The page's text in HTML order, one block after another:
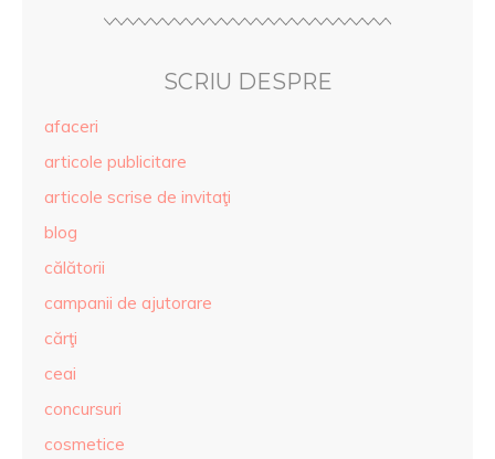
SCRIU DESPRE
afaceri
articole publicitare
articole scrise de invitaţi
blog
călătorii
campanii de ajutorare
cărţi
ceai
concursuri
cosmetice